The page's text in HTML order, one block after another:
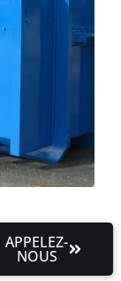
APPELEZ-
NOUS